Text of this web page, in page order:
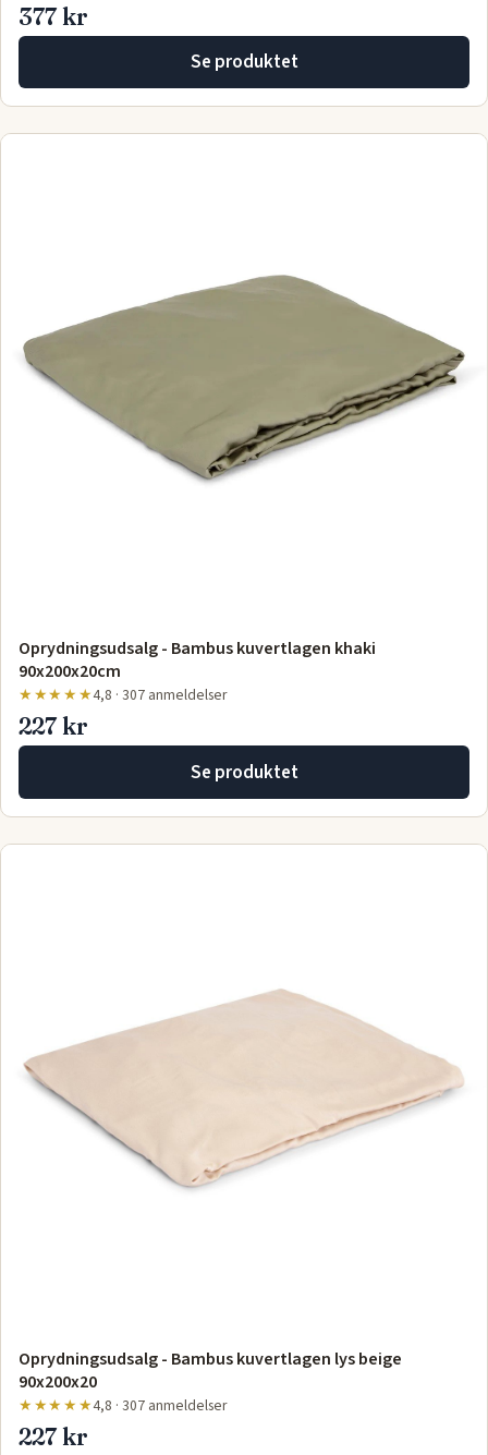
377 kr
Se produktet
Oprydningsudsalg - Bambus kuvertlagen khaki
90x200x20cm
★★★★★4,8 · 307 anmeldelser
227 kr
Se produktet
Oprydningsudsalg - Bambus kuvertlagen lys beige
90x200x20
★★★★★4,8 · 307 anmeldelser
227 kr